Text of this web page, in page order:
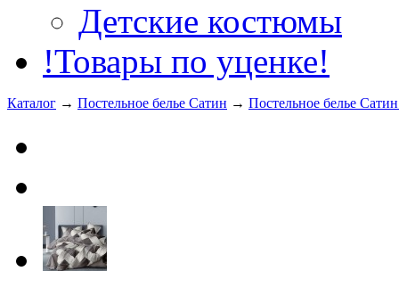
Детские костюмы
!Товары по уценке!
Каталог → Постельное белье Сатин → Постельное белье